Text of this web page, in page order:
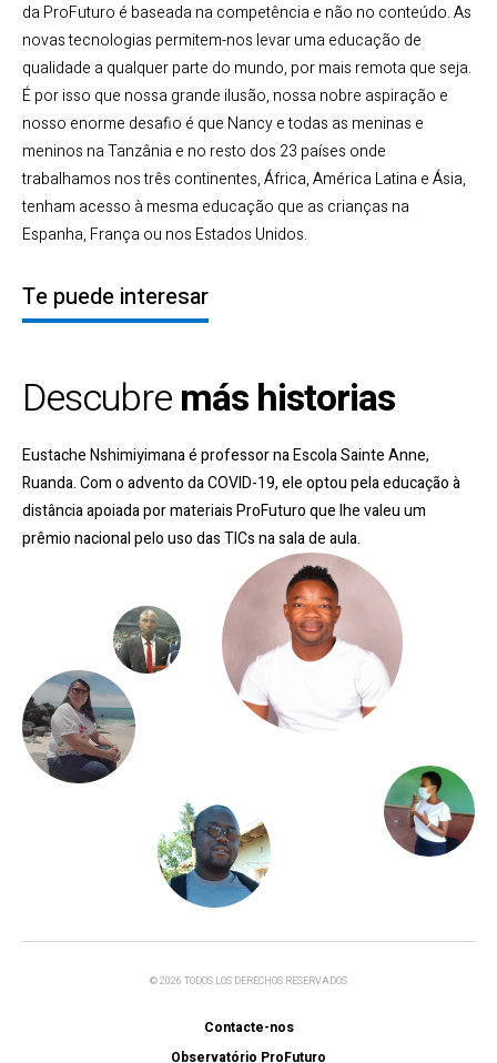
da ProFuturo é baseada na competência e não no conteúdo. As
novas tecnologias permitem-nos levar uma educação de
qualidade a qualquer parte do mundo, por mais remota que seja.
É por isso que nossa grande ilusão, nossa nobre aspiração e
nosso enorme desafio é que Nancy e todas as meninas e
meninos na Tanzânia e no resto dos 23 países onde
trabalhamos nos três continentes, África, América Latina e Ásia,
tenham acesso à mesma educação que as crianças na
Espanha, França ou nos Estados Unidos.
Te puede interesar
Descubremás historias
Eustache Nshimiyimana é professor na Escola Sainte Anne,
Ruanda. Com o advento da COVID-19, ele optou pela educação à
distância apoiada por materiais ProFuturo que lhe valeu um
prêmio nacional pelo uso das TICs na sala de aula.
© 2026 TODOS LOS DERECHOS RESERVADOS
Contacte-nos
Observatório ProFuturo